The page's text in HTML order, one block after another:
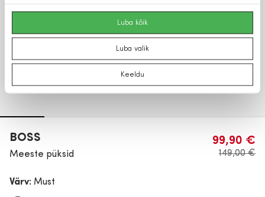
Luba kõik
Luba valik
Keeldu
BOSS
Meeste püksid
99,90 €
149,00 €
Värv: Must